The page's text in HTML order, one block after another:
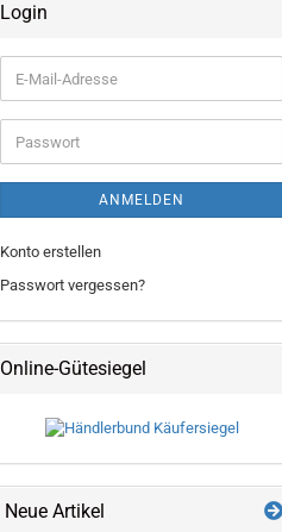
Login
E-
Mail-
Adresse
Passwort
ANMELDEN
Konto erstellen
Passwort vergessen?
Online-Gütesiegel
Neue Artikel